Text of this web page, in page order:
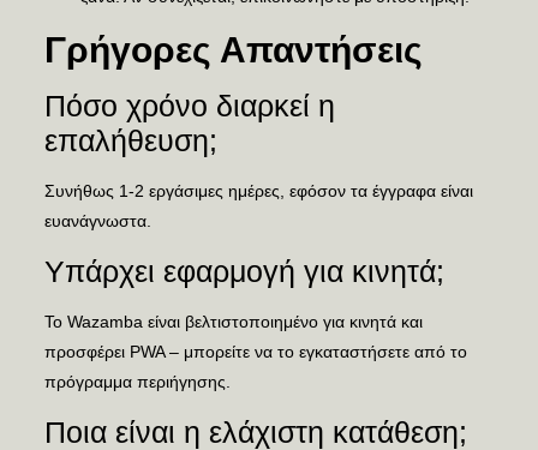
Γρήγορες Απαντήσεις
Πόσο χρόνο διαρκεί η
επαλήθευση;
Συνήθως 1-2 εργάσιμες ημέρες, εφόσον τα έγγραφα είναι
ευανάγνωστα.
Υπάρχει εφαρμογή για κινητά;
Το Wazamba είναι βελτιστοποιημένο για κινητά και
προσφέρει PWA – μπορείτε να το εγκαταστήσετε από το
πρόγραμμα περιήγησης.
Ποια είναι η ελάχιστη κατάθεση;